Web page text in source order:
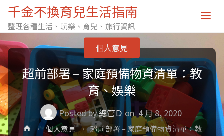
千金不換育兒生活指南
整理各種生活、玩樂、育兒、旅行資訊
超前部署 – 家庭預備物資清單：教
育、娛樂
Posted by總管Ｄ on 4 月 8, 2020
個人意見
Home個人意見
超前部署 – 家庭預備物資清單：教